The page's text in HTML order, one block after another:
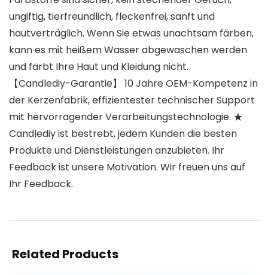
ungiftig, tierfreundlich, fleckenfrei, sanft und
hautverträglich. Wenn Sie etwas unachtsam färben,
kann es mit heißem Wasser abgewaschen werden
und färbt Ihre Haut und Kleidung nicht.
【Candlediy-Garantie】 10 Jahre OEM-Kompetenz in
der Kerzenfabrik, effizientester technischer Support
mit hervorragender Verarbeitungstechnologie. ★
Candlediy ist bestrebt, jedem Kunden die besten
Produkte und Dienstleistungen anzubieten. Ihr
Feedback ist unsere Motivation. Wir freuen uns auf
Ihr Feedback.
Related Products